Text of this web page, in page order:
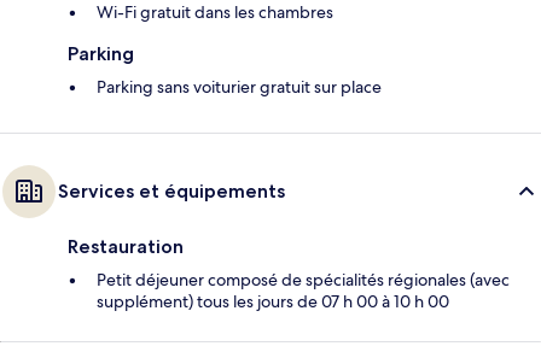
Wi-Fi gratuit dans les chambres
Parking
Parking sans voiturier gratuit sur place
Services et équipements
Restauration
Petit déjeuner composé de spécialités régionales (avec
supplément) tous les jours de 07 h 00 à 10 h 00